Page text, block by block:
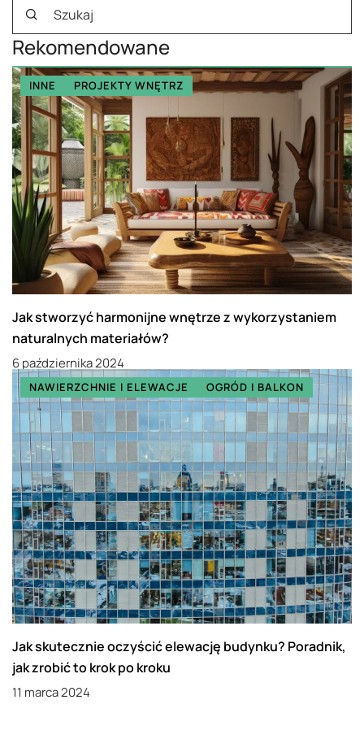
Rekomendowane
INNE PROJEKTY WNĘTRZ
Jak stworzyć harmonijne wnętrze z wykorzystaniem
naturalnych materiałów?
6 października 2024
NAWIERZCHNIE I ELEWACJE OGRÓD I BALKON
Jak skutecznie oczyścić elewację budynku? Poradnik,
jak zrobić to krok po kroku
11 marca 2024